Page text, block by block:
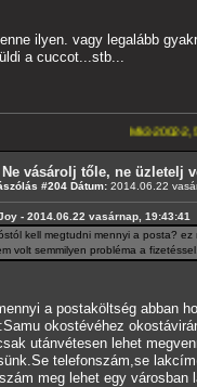
ilyen. vagy legalább
a cuccot...stb...
Mk3-2002-2,5-V6---A4-es
vásárolj tőle, ne üzletelj
#204 Dátum: 2014.06.22
- 2014.06.22 vasárnap, 19:43:41
kell megtudni mennyi a posta?
volt semmilyen probléma a
a postaköltség abban
okostévéhez
utánvétesen lehet
telefonszám,se
meg lehet egy